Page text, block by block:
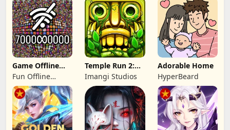
Game Offline
không mạng
100+
Fun Offline
Games
Temple Run 2:
Endless Escape
Imangi Studios
Adorable Home
HyperBeard